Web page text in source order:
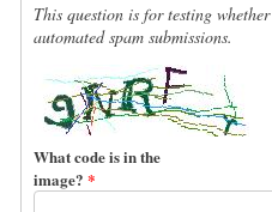
This question is for testing
automated spam submissions.
What code is in the
image? *